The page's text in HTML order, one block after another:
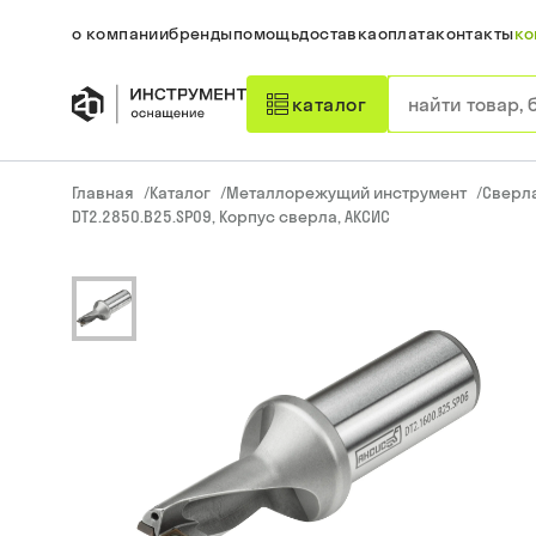
о компаниибрендыпомощьдоставкаоплатаконтакты
каталог
Главная /Каталог /Металлорежущий инструмент /
DT2.2850.B25.SP09, Корпус сверла, АКСИС